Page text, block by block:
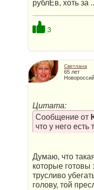
рублЁв, хоть за
3
Светлана
65 лет
Цитата:
Сообщение от
что у него есть
Думаю, что
которые
трусливо
голову, той